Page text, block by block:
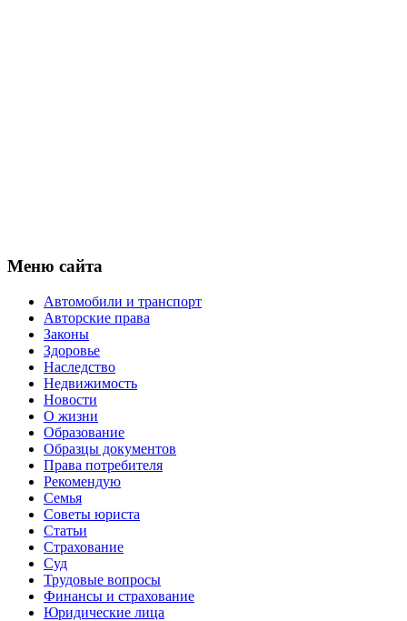
Меню сайта
Автомобили и транспорт
Авторские права
Законы
Здоровье
Наследство
Недвижимость
Новости
О жизни
Образование
Образцы документов
Права потребителя
Рекомендую
Семья
Советы юриста
Статьи
Страхование
Суд
Трудовые вопросы
Финансы и страхование
Юридические лица